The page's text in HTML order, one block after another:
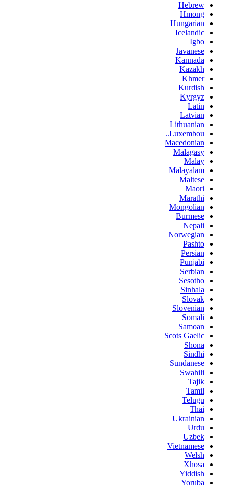
Hebrew
Hmong
Hungarian
Icelandic
Igbo
Javanese
Kannada
Kazakh
Khmer
Kurdish
Kyrgyz
Latin
Latvian
Lithuanian
Luxembou..
Macedonian
Malagasy
Malay
Malayalam
Maltese
Maori
Marathi
Mongolian
Burmese
Nepali
Norwegian
Pashto
Persian
Punjabi
Serbian
Sesotho
Sinhala
Slovak
Slovenian
Somali
Samoan
Scots Gaelic
Shona
Sindhi
Sundanese
Swahili
Tajik
Tamil
Telugu
Thai
Ukrainian
Urdu
Uzbek
Vietnamese
Welsh
Xhosa
Yiddish
Yoruba